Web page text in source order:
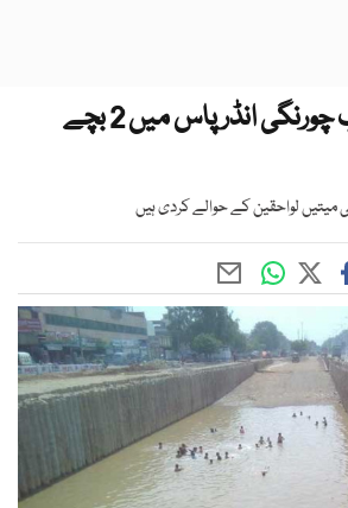
کراچی میں پنجاب چورنگی انڈر پاس میں 2 بچے
میتیں لواحقین کے حوالے کردی ہیں